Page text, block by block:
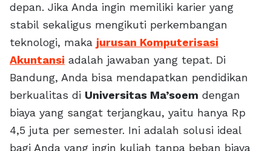
depan. Jika Anda ingin memiliki karier yang
stabil sekaligus mengikuti perkembangan
teknologi, maka jurusan Komputerisasi
Akuntansi adalah jawaban yang tepat. Di
Bandung, Anda bisa mendapatkan pendidikan
berkualitas di Universitas Ma’soem dengan
biaya yang sangat terjangkau, yaitu hanya Rp
4,5 juta per semester. Ini adalah solusi ideal
bagi Anda yang ingin kuliah tanpa beban biaya